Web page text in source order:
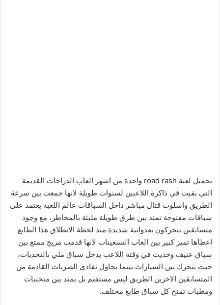
تحميل لعبة road rash واحدة من اشهر العاب الدراجات القديمة
التي بقيت في ذاكرة اللاعبين لسنوات طويلة لانها جمعت بين سرعة
الطريق واسلوب قتال مباشر داخل السباقات عالم اللعبة يعتمد على
سباقات مفتوحة تمتد بين طرق طويلة مليئة بالمخاطر، مع وجود
متسابقين يتحركون بعدوانية شديدة منذ لحظة الانطلاق هذا الطابع
اعطاها تميز كبير بين العاب التسعينات لانها قدمت مزيج ممتع بين
سباق عنيف وحديث في وقته اللاعب يدخل سباق ملي بالتحديات،
حيث يتحرك بين السيارات بينما يحاول تفادي الضربات القادمة من
المتسابقين الاخرين الطريق ليس مستقيم بل يمتد بين منحنيات
ومطبات تمنح كل سباق طابع مختلف.